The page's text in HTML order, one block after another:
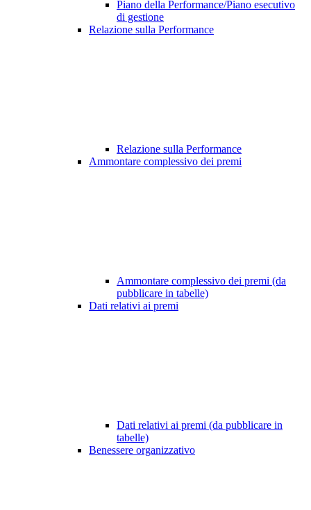
Piano della Performance/Piano esecutivo
di gestione
Relazione sulla Performance
Relazione sulla Performance
Ammontare complessivo dei premi
Ammontare complessivo dei premi (da
pubblicare in tabelle)
Dati relativi ai premi
Dati relativi ai premi (da pubblicare in
tabelle)
Benessere organizzativo